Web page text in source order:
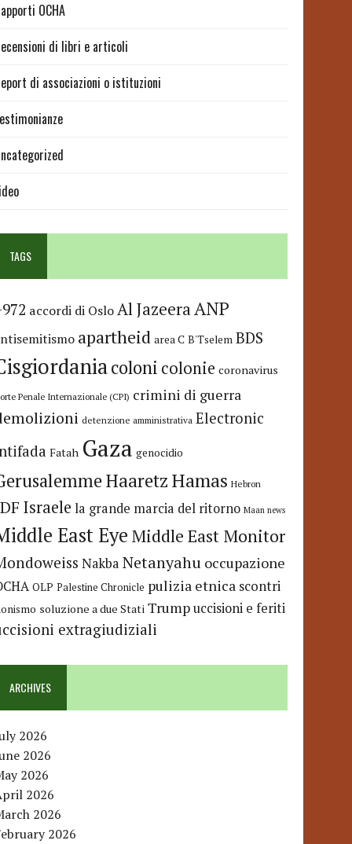
OCHA
di libri e articoli
di associazioni o istituzioni
TAGS
accordi di OsloAl JazeeraANP
apartheid area C B'Tselem BDS
coloni colonie coronavirus
Penale Internazionale (CPI) crimini di guerra
detenzione amministrativa Electronic
Fatah Gaza genocidio
HaaretzHamas Hebron
Israele la grande marcia del ritorno Maan news
East Eye Middle East Monitor
Nakba Netanyahu occupazione
OLP Palestine Chronicle pulizia etnica scontri
soluzione a due Stati Trumpuccisioni e feriti
extragiudiziali
ARCHIVES
2026
2026
2026
2026
2026
2026